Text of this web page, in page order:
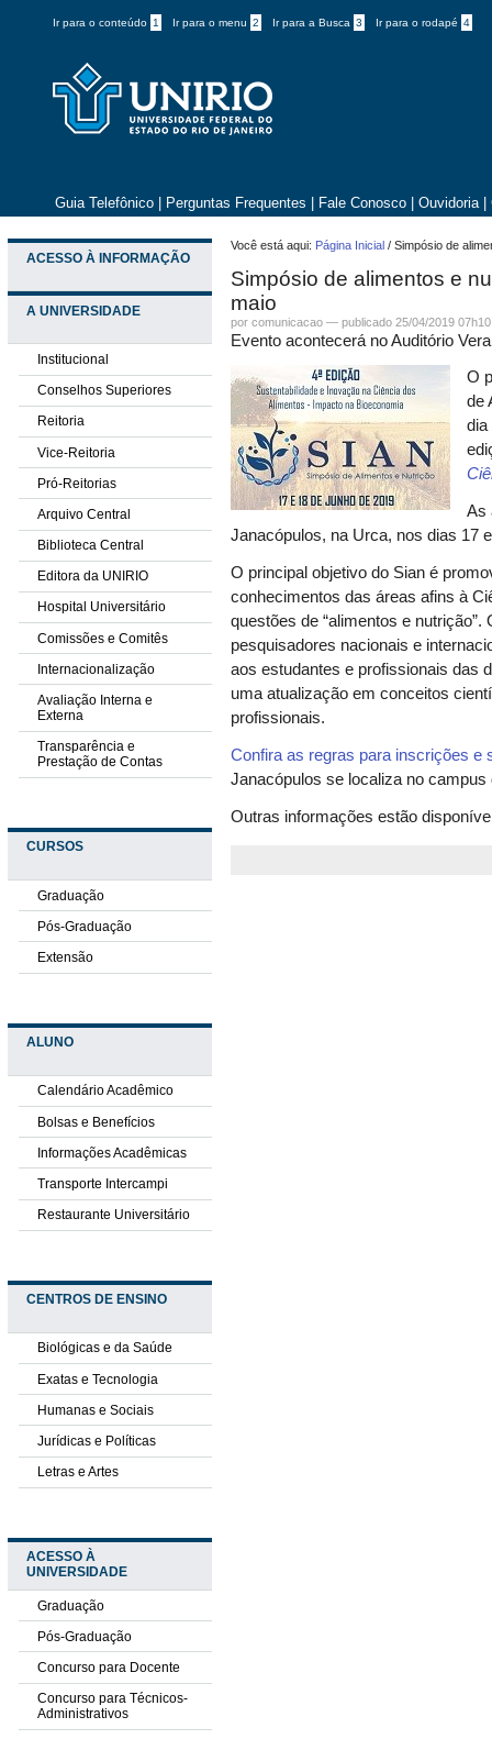
Ir para o conteúdo 1 Ir para o menu 2 Ir para a Busca 3 Ir para o rodapé 4
Guia Telefônico Perguntas Frequentes Fale Conosco Ouvidoria
ACESSO À INFORMAÇÃO
A UNIVERSIDADE
Institucional
Conselhos Superiores
Reitoria
Vice-Reitoria
Pró-Reitorias
Arquivo Central
Biblioteca Central
Editora da UNIRIO
Hospital Universitário
Comissões e Comitês
Internacionalização
Avaliação Interna e
Externa
Transparência e
Prestação de Contas
CURSOS
Graduação
Pós-Graduação
Extensão
ALUNO
Calendário Acadêmico
Bolsas e Benefícios
Informações Acadêmicas
Transporte Intercampi
Restaurante Universitário
CENTROS DE ENSINO
Biológicas e da Saúde
Exatas e Tecnologia
Humanas e Sociais
Jurídicas e Políticas
Letras e Artes
ACESSO À
UNIVERSIDADE
Graduação
Pós-Graduação
Concurso para Docente
Concurso para Técnicos-
Administrativos
Você está aqui: Página Inicial /Simpósio de
Simpósio de alimentos e
maio
por comunicacao —publicado 25/04/2019
Evento acontecerá no Auditório
O
de
dia
As
Janacópulos, na Urca, nos dias 17
O principal objetivo do Sian é
conhecimentos das áreas afins à
questões de “alimentos e
pesquisadores nacionais e
aos estudantes e profissionais das
uma atualização em conceitos
profissionais.
Confira as regras para inscrições e
Janacópulos se localiza no
Outras informações estão